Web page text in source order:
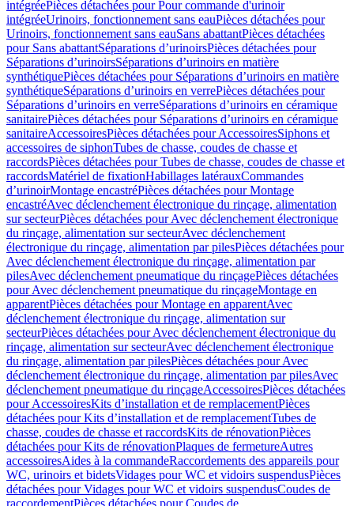
intégréePièces détachées pour Pour commande d'urinoir
intégréeUrinoirs, fonctionnement sans eauPièces détachées pour
Urinoirs, fonctionnement sans eauSans abattantPièces détachées
pour Sans abattantSéparations d’urinoirsPièces détachées pour
Séparations d’urinoirsSéparations d’urinoirs en matière
synthétiquePièces détachées pour Séparations d’urinoirs en matière
synthétiqueSéparations d’urinoirs en verrePièces détachées pour
Séparations d’urinoirs en verreSéparations d’urinoirs en céramique
sanitairePièces détachées pour Séparations d’urinoirs en céramique
sanitaireAccessoiresPièces détachées pour AccessoiresSiphons et
accessoires de siphonTubes de chasse, coudes de chasse et
raccordsPièces détachées pour Tubes de chasse, coudes de chasse et
raccordsMatériel de fixationHabillages latérauxCommandes
dʼurinoirMontage encastréPièces détachées pour Montage
encastréAvec déclenchement électronique du rinçage, alimentation
sur secteurPièces détachées pour Avec déclenchement électronique
du rinçage, alimentation sur secteurAvec déclenchement
électronique du rinçage, alimentation par pilesPièces détachées pour
Avec déclenchement électronique du rinçage, alimentation par
pilesAvec déclenchement pneumatique du rinçagePièces détachées
pour Avec déclenchement pneumatique du rinçageMontage en
apparentPièces détachées pour Montage en apparentAvec
déclenchement électronique du rinçage, alimentation sur
secteurPièces détachées pour Avec déclenchement électronique du
rinçage, alimentation sur secteurAvec déclenchement électronique
du rinçage, alimentation par pilesPièces détachées pour Avec
déclenchement électronique du rinçage, alimentation par pilesAvec
déclenchement pneumatique du rinçageAccessoiresPièces détachées
pour AccessoiresKits d’installation et de remplacementPièces
détachées pour Kits d’installation et de remplacementTubes de
chasse, coudes de chasse et raccordsKits de rénovationPièces
détachées pour Kits de rénovationPlaques de fermetureAutres
accessoiresAides à la commandeRaccordements des appareils pour
WC, urinoirs et bidetsVidages pour WC et vidoirs suspendusPièces
détachées pour Vidages pour WC et vidoirs suspendusCoudes de
raccordementPièces détachées pour Coudes de